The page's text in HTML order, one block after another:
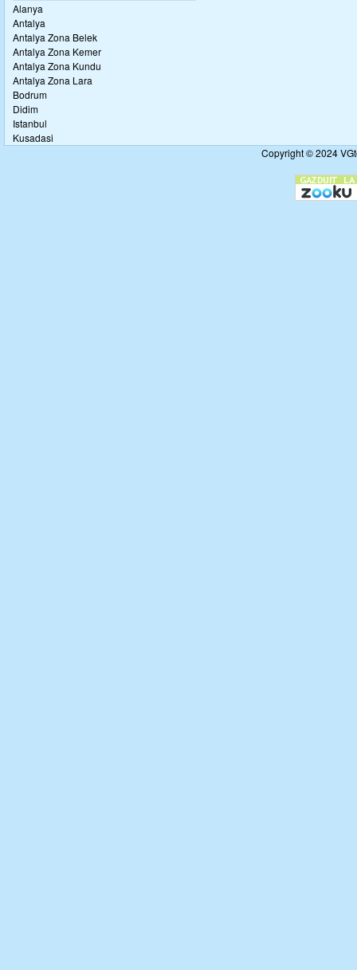
Alanya
Antalya
Antalya Zona Belek
Antalya Zona Kemer
Antalya Zona Kundu
Antalya Zona Lara
Bodrum
Didim
Istanbul
Kusadasi
Copyright © 2024